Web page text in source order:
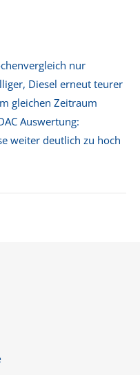
nur
Diesel erneut teurer
gleichen Zeitraum
Auswertung:
weiter deutlich zu hoch